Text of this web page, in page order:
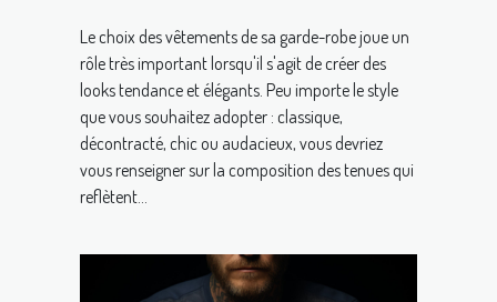
Le choix des vêtements de sa garde-robe joue un
rôle très important lorsqu'il s'agit de créer des
looks tendance et élégants. Peu importe le style
que vous souhaitez adopter : classique,
décontracté, chic ou audacieux, vous devriez
vous renseigner sur la composition des tenues qui
reflètent...